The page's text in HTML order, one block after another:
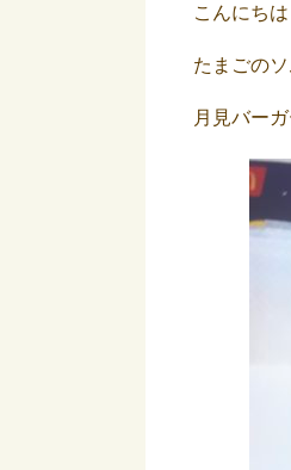
こんにちは
たまごの
月見バー